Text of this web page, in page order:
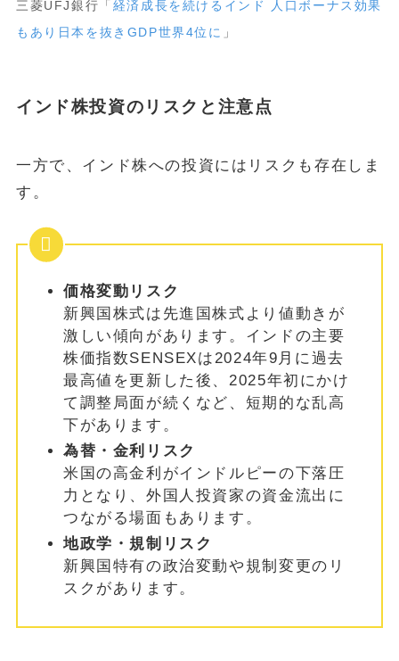
三菱UFJ銀行「 経済成長を続けるインド 人口ボーナス効果
もあり日本を抜きGDP世界4位に 」
インド株投資のリスクと注意点
一方で、インド株への投資にはリスクも存在しま
す。
価格変動リスク
新興国株式は先進国株式より値動きが
激しい傾向があります。インドの主要
株価指数SENSEXは2024年9月に過去
最高値を更新した後、2025年初にかけ
て調整局面が続くなど、短期的な乱高
下があります。
為替・金利リスク
米国の高金利がインドルピーの下落圧
力となり、外国人投資家の資金流出に
つながる場面もあります。
地政学・規制リスク
新興国特有の政治変動や規制変更のリ
スクがあります。